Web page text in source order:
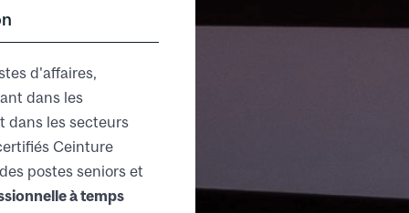
d'affaires,
dans les
dans les secteurs
Ceinture
postes seniors et
à temps